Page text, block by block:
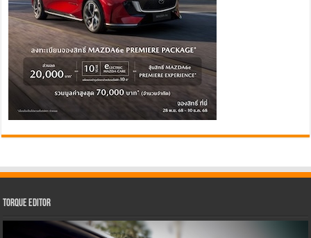
Torque Editor